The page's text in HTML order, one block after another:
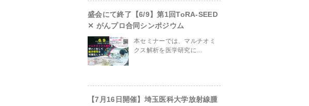
themes/site/header.phpon line
盛会にて終了【6/9】第1回ToRA-SEED
✕ がんプロ合同シンポジウム
本セミナーでは、マルチオミ
クス解析を医学研究に...
【7月16日開催】埼玉医科大学放射線腫